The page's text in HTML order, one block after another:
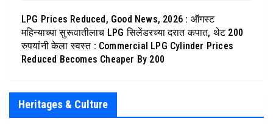
LPG Prices Reduced, Good News, 2026 : ऑगस्ट
महिन्याच्या सुरूवातीलाच LPG सिलेंडरच्या दरात कपात, थेट 200
रुपयांनी केला स्वस्त : Commercial LPG Cylinder Prices
Reduced Becomes Cheaper By 200
Heritages & Culture